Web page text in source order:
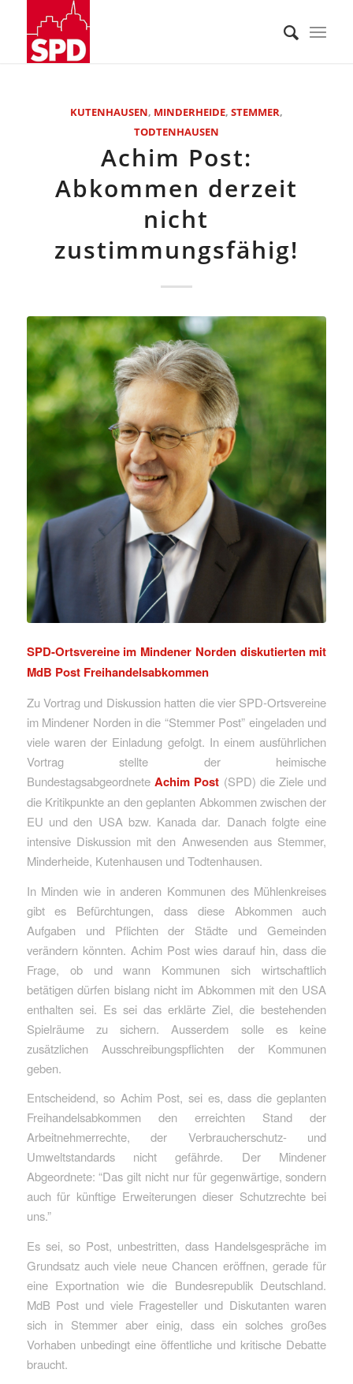
KUTENHAUSEN, MINDERHEIDE, STEMMER,
TODTENHAUSEN
Achim Post:
Abkommen derzeit
nicht
zustimmungsfähig!
SPD-Ortsvereine im Mindener Norden diskutierten mit
MdB Post Freihandelsabkommen
Zu Vortrag und Diskussion hatten die vier SPD-Ortsvereine
im Mindener Norden in die “Stemmer Post” eingeladen und
viele waren der Einladung gefolgt. In einem ausführlichen
Vortrag stellte der heimische
Bundestagsabgeordnete Achim Post (SPD) die Ziele und
die Kritikpunkte an den geplanten Abkommen zwischen der
EU und den USA bzw. Kanada dar. Danach folgte eine
intensive Diskussion mit den Anwesenden aus Stemmer,
Minderheide, Kutenhausen und Todtenhausen.
In Minden wie in anderen Kommunen des Mühlenkreises
gibt es Befürchtungen, dass diese Abkommen auch
Aufgaben und Pflichten der Städte und Gemeinden
verändern könnten. Achim Post wies darauf hin, dass die
Frage, ob und wann Kommunen sich wirtschaftlich
betätigen dürfen bislang nicht im Abkommen mit den USA
enthalten sei. Es sei das erklärte Ziel, die bestehenden
Spielräume zu sichern. Ausserdem solle es keine
zusätzlichen Ausschreibungspflichten der Kommunen
geben.
Entscheidend, so Achim Post, sei es, dass die geplanten
Freihandelsabkommen den erreichten Stand der
Arbeitnehmerrechte, der Verbraucherschutz- und
Umweltstandards nicht gefährde. Der Mindener
Abgeordnete: “Das gilt nicht nur für gegenwärtige, sondern
auch für künftige Erweiterungen dieser Schutzrechte bei
uns.”
Es sei, so Post, unbestritten, dass Handelsgespräche im
Grundsatz auch viele neue Chancen eröffnen, gerade für
eine Exportnation wie die Bundesrepublik Deutschland.
MdB Post und viele Fragesteller und Diskutanten waren
sich in Stemmer aber einig, dass ein solches großes
Vorhaben unbedingt eine öffentliche und kritische Debatte
braucht.